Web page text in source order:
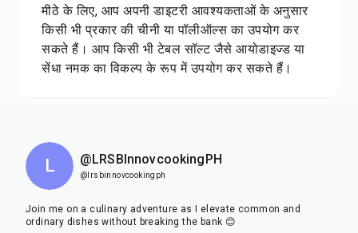
मीठे के लिए, आप अपनी डाइटरी आवश्यकताओं के अनुसार
किसी भी प्रकार की चीनी या पॉलीऑल्स का उपयोग कर
सकते हैं। आप किसी भी टेबल सॉल्ट जैसे आयोडाइज्ड या
सेंधा नमक का विकल्प के रूप में उपयोग कर सकते हैं।
L @LRSBInnovcookingPH
@lrsbinnovcookingph
Join me on a culinary adventure as I elevate common and
ordinary dishes without breaking the bank 😊